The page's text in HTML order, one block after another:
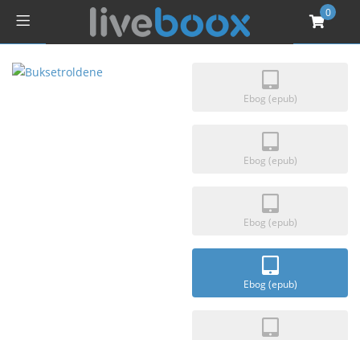
0
Ebog (epub)
Ebog (epub)
Ebog (epub)
Ebog (epub)